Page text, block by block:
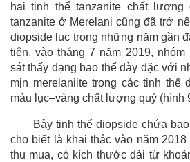
hai tinh thể tanzanite chất
tanzanite ở Merelani cũng đã trở
diopside lục trong những năm gần
tiên, vào tháng 7 năm 2019,
sát thấy dạng bao thể dày đặc với
mịn merelaniite trong các tinh thể
màu lục–vàng chất lượng quý (hình
Bảy tinh thể diopside chứa
cho biết là khai thác vào năm 2018
thu mua, có kích thước dài từ